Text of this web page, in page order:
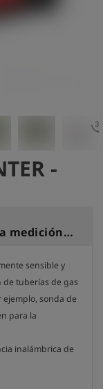
-
Laser HUNTER Dispositivo para la medición y detección de gas
sensible y
de tuberías de gas
sonda de
para la
inalámbrica de